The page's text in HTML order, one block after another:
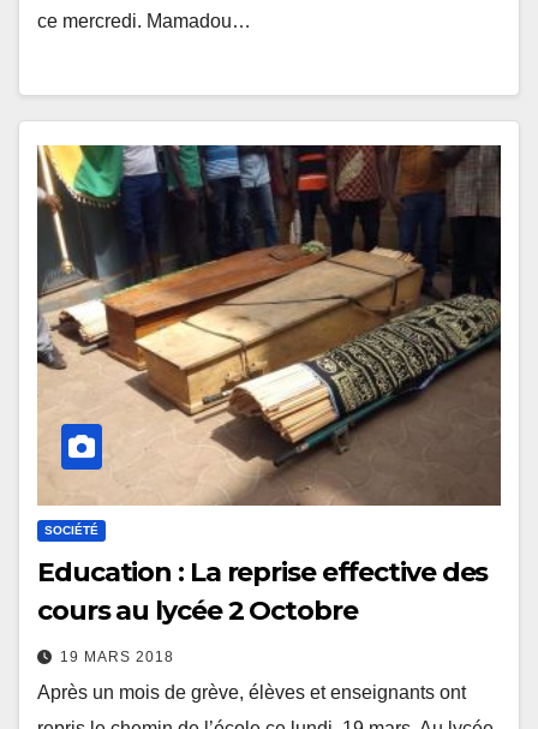
ce mercredi. Mamadou…
SOCIÉTÉ
Education : La reprise effective des
cours au lycée 2 Octobre
19 MARS 2018
Après un mois de grève, élèves et enseignants ont